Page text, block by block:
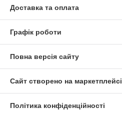
Доставка та оплата
Графік роботи
Повна версія сайту
Сайт створено на маркетплейсі
Політика конфіденційності